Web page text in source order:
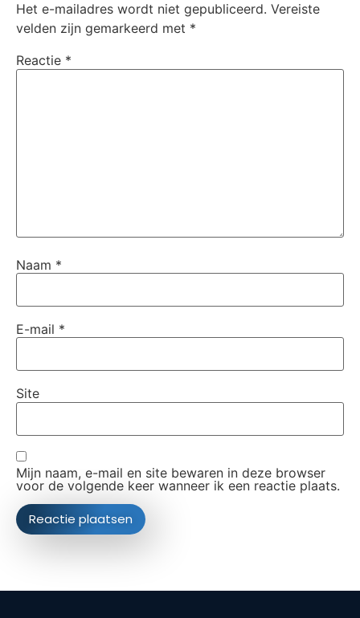
Het e-mailadres wordt niet gepubliceerd. Vereiste
velden zijn gemarkeerd met *
Reactie *
Naam *
E-mail *
Site
Mijn naam, e-mail en site bewaren in deze browser
voor de volgende keer wanneer ik een reactie plaats.